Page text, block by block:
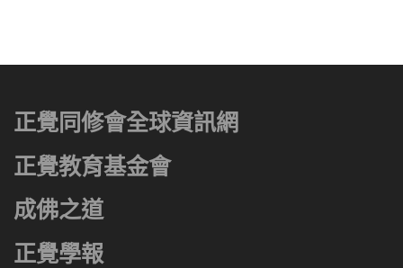
正覺同修會全球資訊網
正覺教育基金會
成佛之道
正覺學報